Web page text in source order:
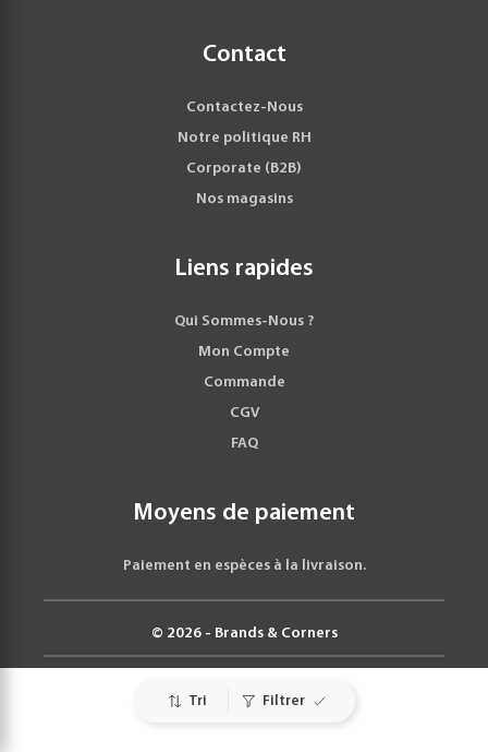
Tri Filtrer
Contact
Contactez-Nous
Notre politique RH
Corporate (B2B)
Nos magasins
Liens rapides
Qui Sommes-Nous ?
Mon Compte
Commande
CGV
FAQ
Moyens de paiement
Paiement en espèces à la livraison.
© 2026 - Brands & Corners